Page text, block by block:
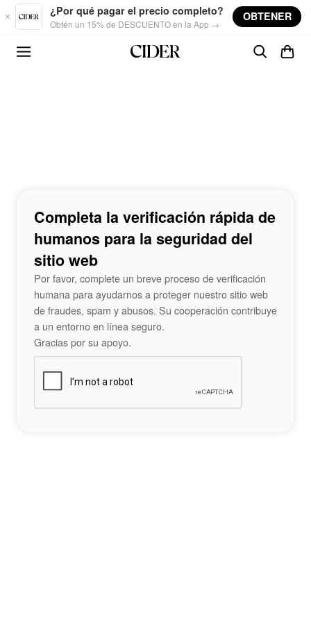
Skip to main content
¿Por qué pagar el precio completo?
Obtén un 15% de DESCUENTO en la App →
OBTENER
Completa la verificación rápida de
humanos para la seguridad del
sitio web
Por favor, complete un breve proceso de verificación
humana para ayudarnos a proteger nuestro sitio web
de fraudes, spam y abusos. Su cooperación contribuye
a un entorno en línea seguro.
Gracias por su apoyo.